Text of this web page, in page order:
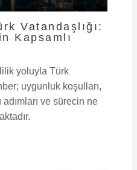
Vatandaşlığı:
Kapsamlı
yoluyla Türk
uygunluk koşulları,
ve sürecin ne